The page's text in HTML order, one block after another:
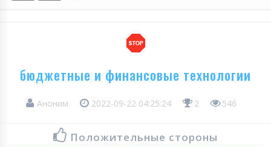
бюджетные и финансовые технологии
Аноним 2022-09-22 04:25:24 2 546
Положительные стороны